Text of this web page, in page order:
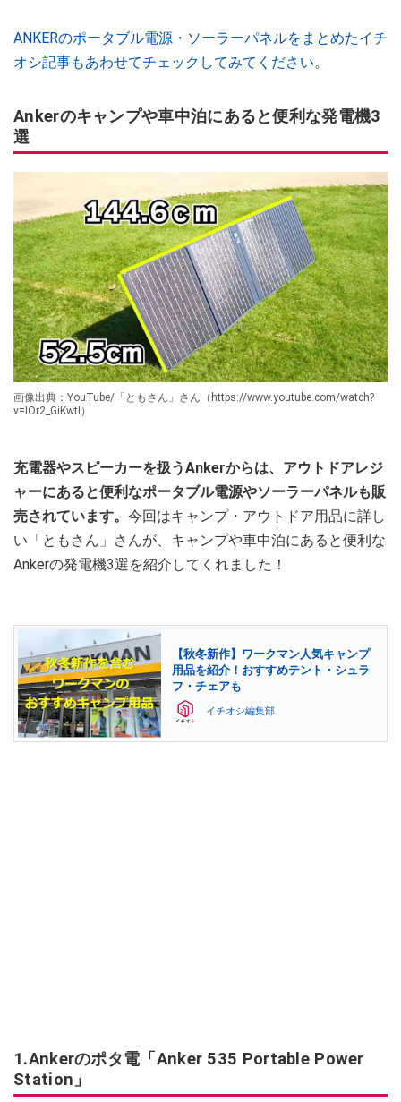
ANKERのポータブル電源・ソーラーパネルをまとめたイチ
オシ記事もあわせてチェックしてみてください。
Ankerのキャンプや車中泊にあると便利な発電機3
選
画像出典：YouTube/「ともさん」さん（https://www.youtube.com/watch?
v=IOr2_GiKwtI）
充電器やスピーカーを扱うAnkerからは、アウトドアレジ
ャーにあると便利なポータブル電源やソーラーパネルも販
売されています。 今回はキャンプ・アウトドア用品に詳し
い「ともさん」さんが、キャンプや車中泊にあると便利な
Ankerの発電機3選を紹介してくれました！
【秋冬新作】ワークマン人気キャンプ
用品を紹介！おすすめテント・シュラ
フ・チェアも
イチオシ編集部
1.Ankerのポタ電「Anker 535 Portable Power
Station」